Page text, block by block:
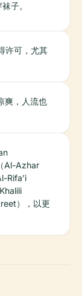
子。
许可，尤其
爽，人流也
Al-Azhar
Rifa’i
），以更